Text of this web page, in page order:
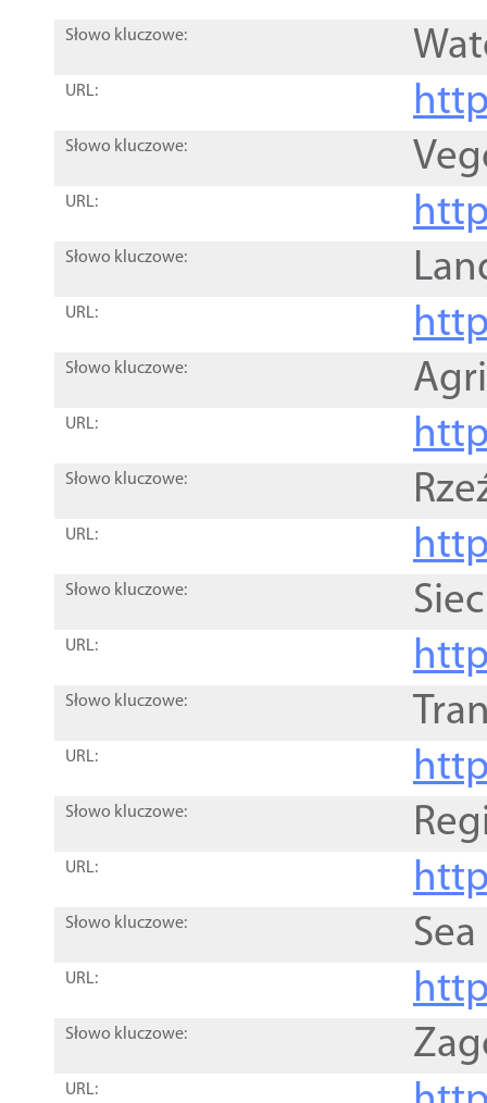
Słowo kluczowe:
URL:
Słowo kluczowe:
URL:
Słowo kluczowe:
URL:
Słowo kluczowe:
URL:
Słowo kluczowe:
URL:
Słowo kluczowe:
URL:
Słowo kluczowe:
URL:
Słowo kluczowe:
URL:
Słowo kluczowe:
URL:
Słowo kluczowe:
URL: